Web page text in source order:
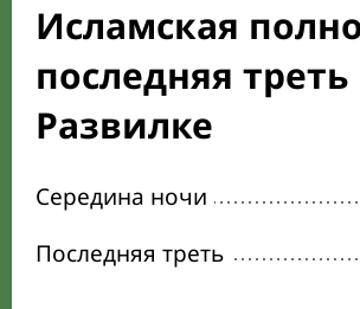
Исламская
последняя
Развилке
Середина ночи
Последняя треть